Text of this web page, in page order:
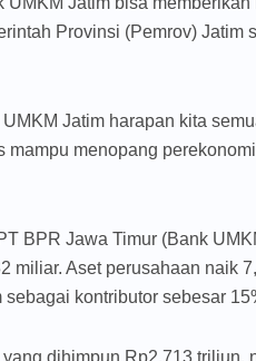
Provinsi (Pemrov) Jatim
Jatim harapan kita
mampu menopang
BPR Jawa Timur (Bank
miliar. Aset perusahaan naik
sebagai kontributor sebesar
dihimpun Rp2,713 triliun,